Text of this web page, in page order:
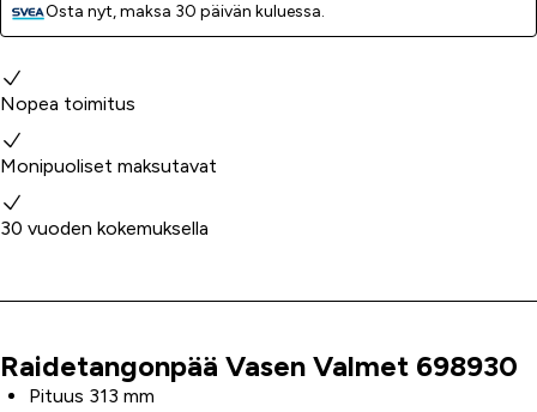
Osta nyt, ­maksa 30 päivän kuluessa.
Miksi valita meidät?
Nopea toimitus
Monipuoliset maksutavat
30 vuoden kokemuksella
Tuoteinfo
Raidetangonpää Vasen Valmet 698930
Pituus 313 mm